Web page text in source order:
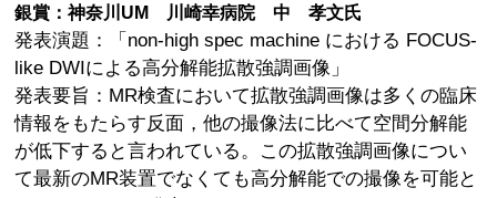
銀賞：神奈川UM 川崎幸病院 中 孝文氏
発表演題：「non-high spec machine における FOCUS-
like DWIによる高分解能拡散強調画像」
発表要旨：MR検査において拡散強調画像は多くの臨床
情報をもたらす反面，他の撮像法に比べて空間分解能
が低下すると言われている。この拡散強調画像につい
て最新のMR装置でなくても高分解能での撮像を可能と